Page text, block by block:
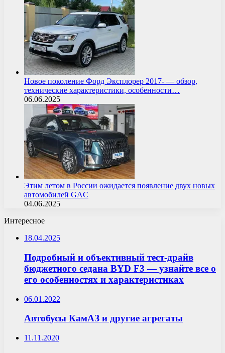
Новое поколение Форд Эксплорер 2017- — обзор,
технические характеристики, особенности…
06.06.2025
Этим летом в России ожидается появление двух новых
автомобилей GAC
04.06.2025
Интересное
18.04.2025
Подробный и объективный тест-драйв
бюджетного седана BYD F3 — узнайте все о
его особенностях и характеристиках
06.01.2022
Автобусы КамАЗ и другие агрегаты
11.11.2020